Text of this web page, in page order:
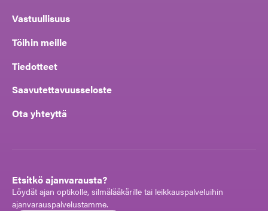
Vastuullisuus
Töihin meille
Tiedotteet
Saavutettavuusseloste
Ota yhteyttä
Etsitkö ajanvarausta?
Löydät ajan optikolle, silmälääkärille tai leikkauspalveluihin
ajanvarauspalvelustamme.